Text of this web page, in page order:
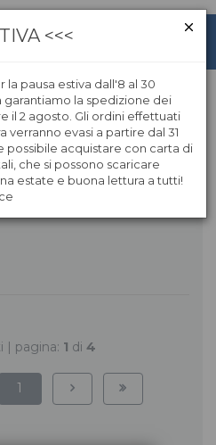
| pagina: 1 di 4
1
<<<
pausa estiva dall'8 al 30
garantiamo la spedizione dei
il 2 agosto. Gli ordini effettuati
verranno evasi a partire dal 31
possibile acquistare con carta di
che si possono scaricare
estate e buona lettura a tutti!